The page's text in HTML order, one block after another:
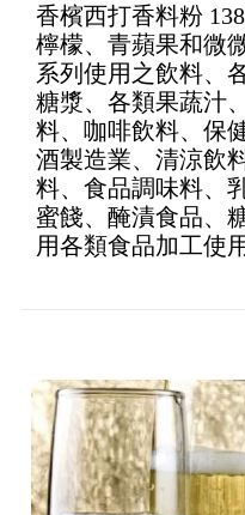
香檳西打香料粉
檸檬、青蘋果和微
系列使用之飲料、
糖漿、各類果蔬汁
料、咖啡飲料、保
酒製造業、清涼飲
料、食品調味料、
蜜餞、醃漬食品、
用各類食品加工使用